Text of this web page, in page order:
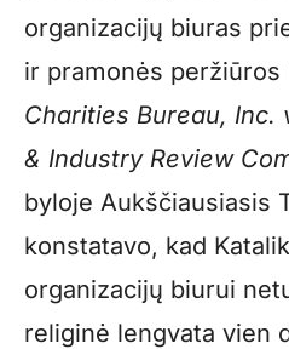
organizacijų biuras
ir pramonės peržiūros
Charities Bureau, Inc.
& Industry Review
byloje Aukščiausiasis
konstatavo, kad
organizacijų biurui
religinė lengvata vien